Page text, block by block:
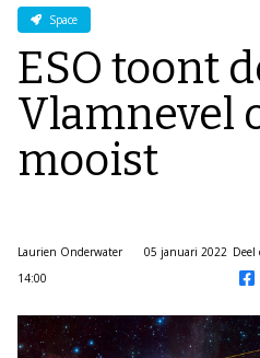
Space
ESO toont
Vlamnevel
mooist
Laurien Onderwater
05 januari 2022
14:00